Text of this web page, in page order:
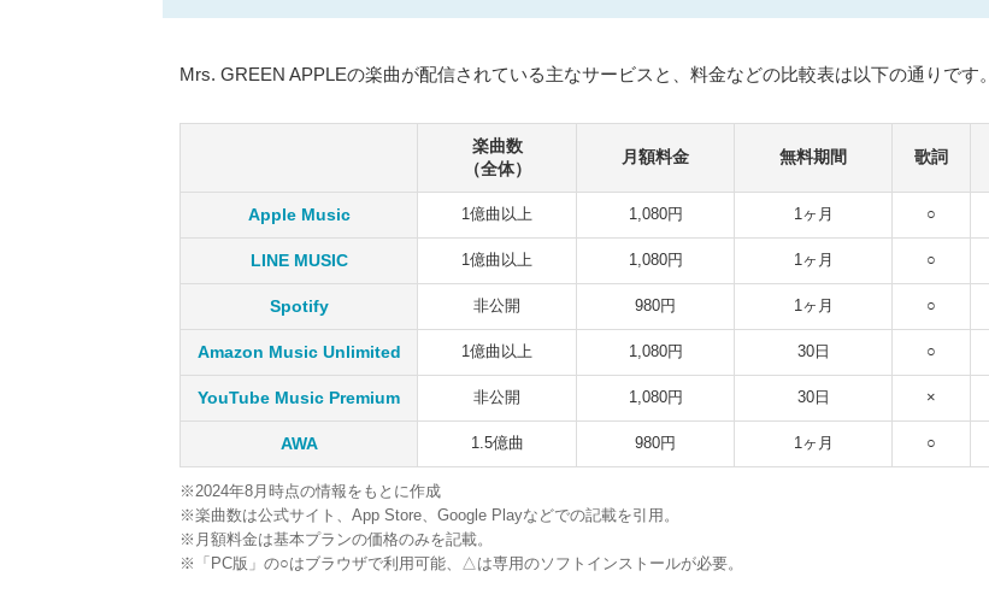
Mrs. GREEN APPLEの楽曲が配信されている主なサービスと、料金などの比較表は以下の通りです。
楽曲数
（全体）
月額料金 無料期間 歌詞
Apple Music 1億曲以上 1,080円 1ヶ月 ○
LINE MUSIC 1億曲以上 1,080円 1ヶ月 ○
Spotify 非公開 980円 1ヶ月 ○
Amazon Music Unlimited 1億曲以上 1,080円 30日 ○
YouTube Music Premium 非公開 1,080円 30日 ×
AWA 1.5億曲 980円 1ヶ月 ○
※2024年8月時点の情報をもとに作成
※楽曲数は公式サイト、App Store、Google Playなどでの記載を引用。
※月額料金は基本プランの価格のみを記載。
※「PC版」の○はブラウザで利用可能、△は専用のソフトインストールが必要。